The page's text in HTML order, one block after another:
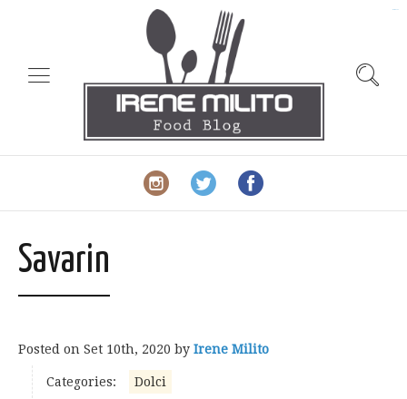
Savarin
Posted on Set 10th, 2020 by Irene Milito
Categories: Dolci